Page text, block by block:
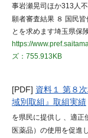
事岩瀬晃司ほか313人
願者審査結果 ８ 国民皆
とを求めます埼玉県
https://
ズ：755.913KB
[PDF] 資料１ 第８
域別取組』取組実績
を県民に提供し 、適正
医薬品）の使用を促進